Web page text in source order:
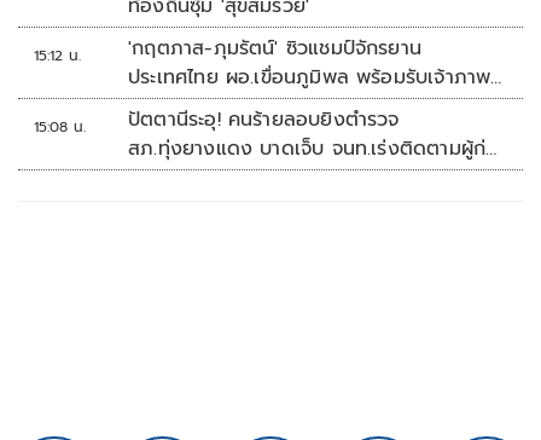
ท้องถิ่นซุ้ม 'สุขสมรวย'
15:12 น.
'กฤตภาส-ภุมรัตน์' ซิวแชมป์จักรยาน
ประเทศไทย ผอ.เขื่อนภูมิพล พร้อมรับเจ้าภาพ
ต่อ ปี 2570
15:08 น.
ปัตตานีระอุ! คนร้ายลอบยิงตำรวจ
สภ.ทุ่งยางแดง บาดเจ็บ จนท.เร่งติดตามผู้ก่อ
เหตุ